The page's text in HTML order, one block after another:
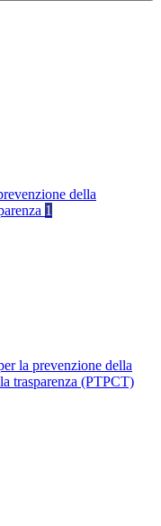
della
1
la prevenzione della
trasparenza (PTPCT)